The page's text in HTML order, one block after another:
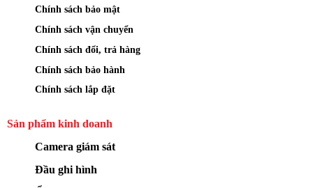
Chính sách bảo mật
Chính sách vận chuyển
Chính sách đổi, trả hàng
Chính sách bảo hành
Chính sách lắp đặt
Sản phẩm kinh doanh
Camera giám sát
Đầu ghi hình